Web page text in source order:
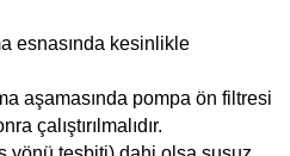
esnasında kesinlikle
aşamasında pompa ön filtresi
çalıştırılmalıdır.